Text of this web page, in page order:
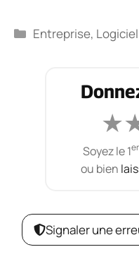
Catégories
Entreprise, Logiciel
★
Soyez le 1er
ou bien
Signaler une